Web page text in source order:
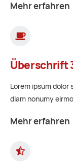
Mehr erfahren
Überschrift
Lorem ipsum
diam nonumy
Mehr erfahren